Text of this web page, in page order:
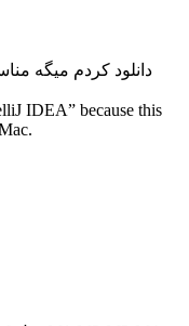
IDEA” because this